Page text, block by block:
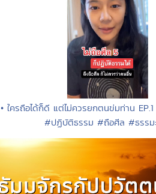
• ใครถือได้ก็ดี แต่ไม่ควรยกตนข่มท่าน
#ปฏิบัติธรรม #ถือศีล #ธรรม